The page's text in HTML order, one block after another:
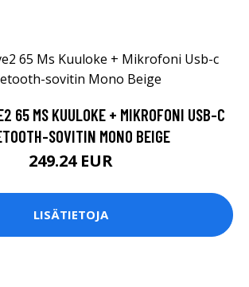
65 MS KUULOKE + MIKROFONI USB-C
SOVITIN MONO BEIGE
249.24 EUR
LISÄTIETOJA